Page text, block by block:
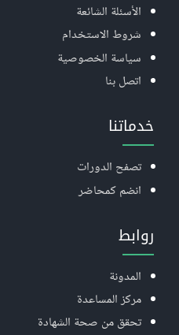
الأسئلة الشائعة
شروط الاستخدام
سياسة الخصوصية
اتصل بنا
خدماتنا
تصفح الدورات
انضم كمحاضر
روابط
المدونة
مركز المساعدة
تحقق من صحة الشهادة